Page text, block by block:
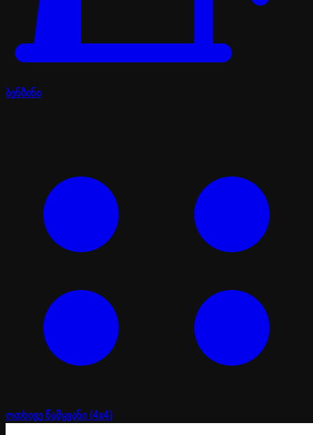
ბენზინი
ოთხივე წამყვანი (4x4)